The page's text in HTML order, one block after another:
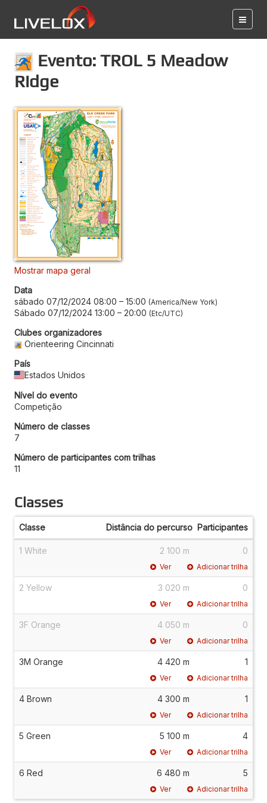
Evento: TROL 5 Meadow
Ridge
Mostrar mapa geral
Data
sábado 07/12/2024 08:00 – 15:00 America/New York
Sábado 07/12/2024 13:00 – 20:00 Etc/UTC
Clubes organizadores
Orienteering Cincinnati
País
Estados Unidos
Nível do evento
Competição
Número de classes
7
Número de participantes com trilhas
11
Classes
Classe Distância do percurso Participantes
1 White 2 100 m 0
Ver Adicionar trilha
2 Yellow 3 020 m 0
Ver Adicionar trilha
3F Orange 4 050 m 0
Ver Adicionar trilha
3M Orange 4 420 m 1
Ver Adicionar trilha
4 Brown 4 300 m 1
Ver Adicionar trilha
5 Green 5 100 m 4
Ver Adicionar trilha
6 Red 6 480 m 5
Ver Adicionar trilha